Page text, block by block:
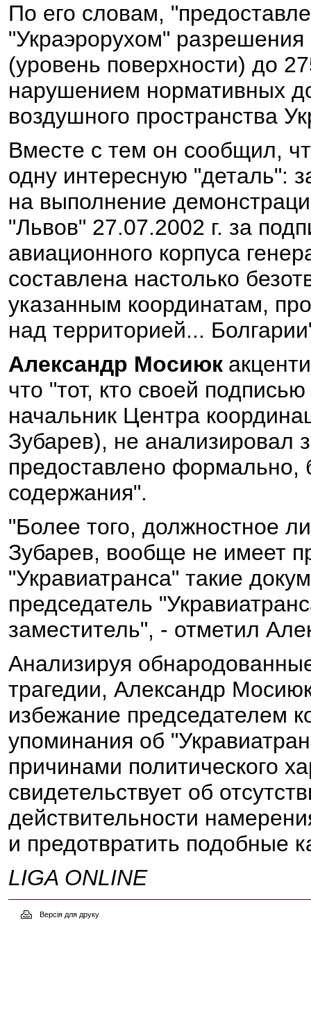
По его словам,
"Украэрорухом"
(уровень поверхности) до
нарушением нормативных
воздушного пространства
Вместе с тем он сообщил,
одну интересную "деталь":
на выполнение
"Львов" 27.07.2002 г. за
авиационного корпуса
составлена настолько
указанным координатам,
над территорией...
Александр Мосиюк
что "тот, кто своей
начальник Центра
Зубарев), не анализировал
предоставлено формально,
содержания".
"Более того, должностное
Зубарев, вообще не имеет
"Укравиатранса" такие
председатель
заместитель", - отметил
Анализируя
трагедии, Александр
избежание председателем
упоминания об
причинами политического
свидетельствует об
действительности
и предотвратить подобные
LIGA ONLINE
Версія для друку